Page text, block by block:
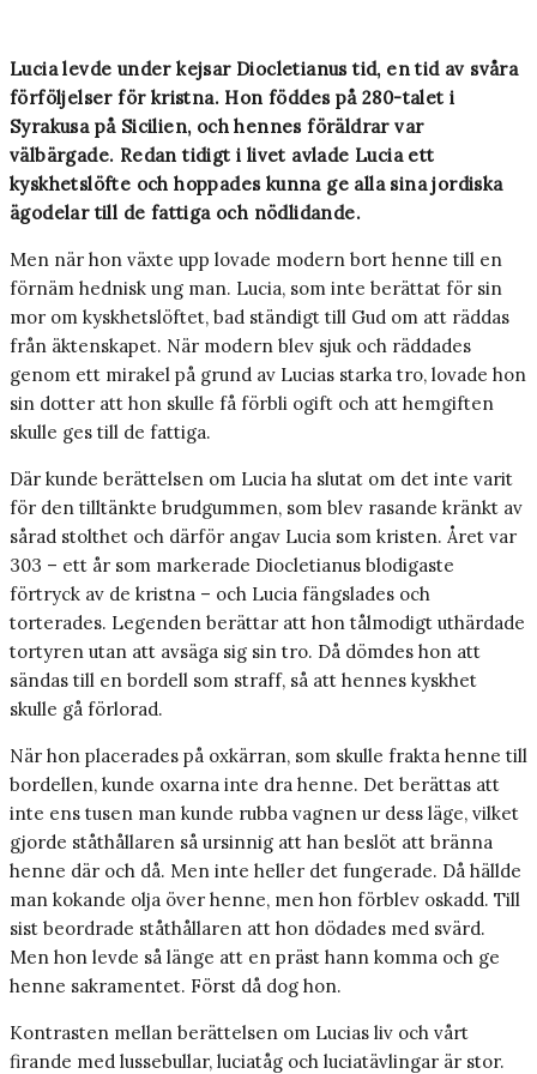
Lucia levde under kejsar Diocletianus tid, en tid av svåra
förföljelser för kristna. Hon föddes på 280­-talet i
Syrakusa på Sicilien, och hennes föräldrar var
välbärgade. Redan tidigt i livet avlade Lucia ett
kyskhetslöfte och hoppades kunna ge alla sina jordiska
ägodelar till de fattiga och nödlidande.
Men när hon växte upp lovade modern bort henne till en
förnäm hednisk ung man. Lucia, som inte berättat för sin
mor om kyskhetslöftet, bad ständigt till Gud om att räddas
från äktenskapet. När modern blev sjuk och räddades
genom ett mirakel på grund av Lucias starka tro, lovade hon
sin dotter att hon skulle få förbli ogift och att hemgiften
skulle ges till de fattiga.
Där kunde berättelsen om Lucia ha slutat om det inte varit
för den tilltänkte brudgummen, som blev rasande kränkt av
sårad stolthet och därför angav Lucia som kristen. Året var
303 – ett år som markerade Diocletianus blodigaste
förtryck av de kristna – och Lucia fängslades och
torterades. Legenden berättar att hon tålmodigt uthärdade
tortyren utan att avsäga sig sin tro. Då dömdes hon att
sändas till en bordell som straff, så att hennes kyskhet
skulle gå förlorad.
När hon placerades på oxkärran, som skulle frakta henne till
bordellen, kunde oxarna inte dra henne. Det berättas att
inte ens tusen man kunde rubba vagnen ur dess läge, vilket
gjorde ståthållaren så ursinnig att han beslöt att bränna
henne där och då. Men inte heller det fungerade. Då hällde
man kokande olja över henne, men hon förblev oskadd. Till
sist beordrade ståthållaren att hon dödades med svärd.
Men hon levde så länge att en präst hann komma och ge
henne sakramentet. Först då dog hon.
Kontrasten mellan berättelsen om Lucias liv och vårt
firande med lussebullar, luciatåg och luciatävlingar är stor.